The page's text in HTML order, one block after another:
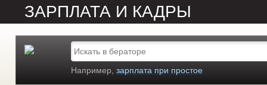
ЗАРПЛАТА И КАДРЫ
Например, зарплата при простое